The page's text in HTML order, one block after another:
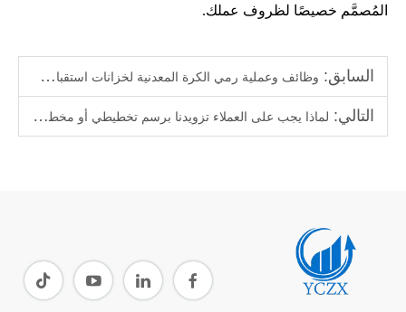
المُصمَّم خصيصًا لظروف عملك.
السابق: وظائف وعملية رمي الكرة المعدنية لخزانات استقبال الهواء
التالي: لماذا يجب على العملاء تزويدنا برسم تخطيطي أو مخططات للخزانات الهوائية الكبيرة